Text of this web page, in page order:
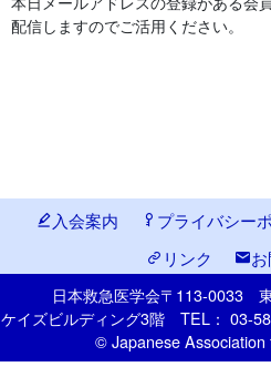
配信しますのでご活用ください。
入会案内 プライバシー
リンク
日本救急医学会〒113-0033
ケイズビルディング3階 TEL： 03-
© Japanese